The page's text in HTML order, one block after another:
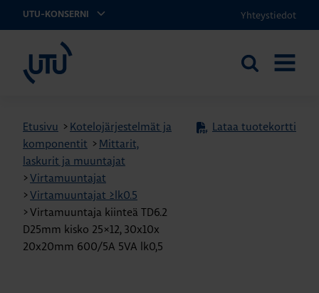
UTU-KONSERNI Yhteystiedot
Etsi
Etusivu > Kotelojärjestelmät ja
komponentit > Mittarit,
laskurit ja muuntajat
>Virtamuuntajat
>Virtamuuntajat ≥lk0.5
>Virtamuuntaja kiinteä TD6.2
D25mm kisko 25×12, 30x10x
20x20mm 600/5A 5VA lk0,5
Lataa tuotekortti